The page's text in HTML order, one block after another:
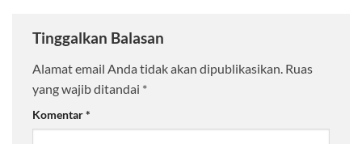
Tinggalkan Balasan
Alamat email Anda tidak akan dipublikasikan. Ruas
yang wajib ditandai *
Komentar*